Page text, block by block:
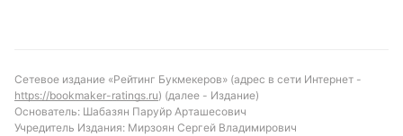
Обновлено:
Сетевое издание «Рейтинг Букмекеров» (адрес в сети Интернет -
https://bookmaker-ratings.ru) (далее - Издание)
Основатель: Шабазян Паруйр Арташесович
Учредитель Издания: Мирзоян Сергей Владимирович